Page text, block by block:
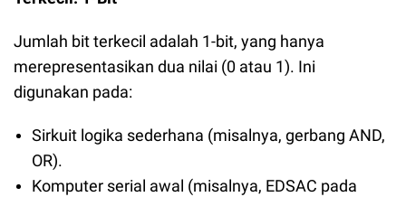
Jumlah bit terkecil adalah 1-bit, yang hanya
merepresentasikan dua nilai (0 atau 1). Ini
digunakan pada:
Sirkuit logika sederhana (misalnya, gerbang AND,
OR).
Komputer serial awal (misalnya, EDSAC pada